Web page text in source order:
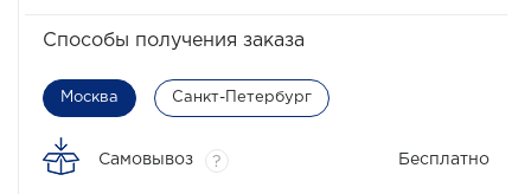
Способы получения заказа
Москва Санкт-Петербург
Самовывоз ? Бесплатно